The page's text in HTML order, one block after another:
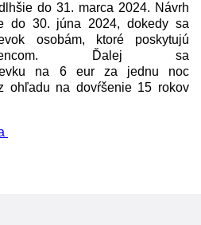
do 31. marca 2024. Návrh
do 30. júna 2024, dokedy sa
osobám, ktoré poskytujú
Ďalej sa
na 6 eur za jednu noc
ohľadu na dovŕšenie 15 rokov